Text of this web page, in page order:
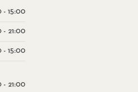
- 15:00
- 21:00
- 15:00
- 21:00